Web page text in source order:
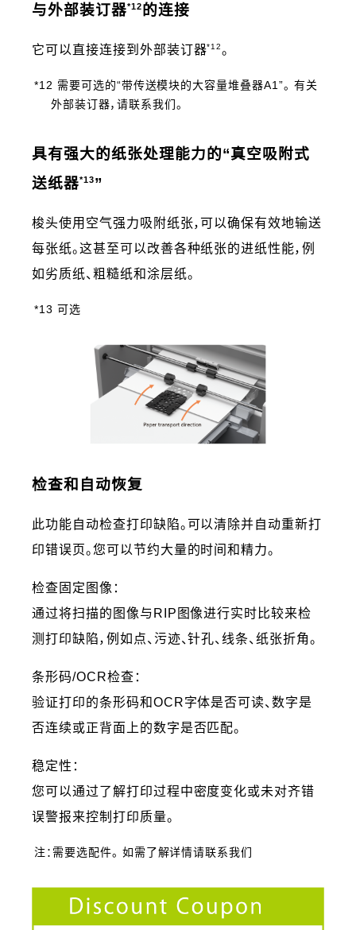
与外部装订器*12的连接
它可以直接连接到外部装订器*12 。
*12 需要可选的“带传送模块的大容量堆叠器A1”。 有关
外部装订器，请联系我们。
具有强大的纸张处理能力的“真空吸附式
送纸器*13”
梭头使用空气强力吸附纸张，可以确保有效地输送
每张纸。这甚至可以改善各种纸张的进纸性能，例
如劣质纸、粗糙纸和涂层纸。
*13 可选
检查和自动恢复
此功能自动检查打印缺陷。可以清除并自动重新打
印错误页。您可以节约大量的时间和精力。
检查固定图像：
通过将扫描的图像与RIP图像进行实时比较来检
测打印缺陷，例如点、污迹、针孔、线条、纸张折角。
条形码/OCR检查：
验证打印的条形码和OCR字体是否可读、数字是
否连续或正背面上的数字是否匹配。
稳定性：
您可以通过了解打印过程中密度变化或未对齐错
误警报来控制打印质量。
注：需要选配件。 如需了解详情请联系我们